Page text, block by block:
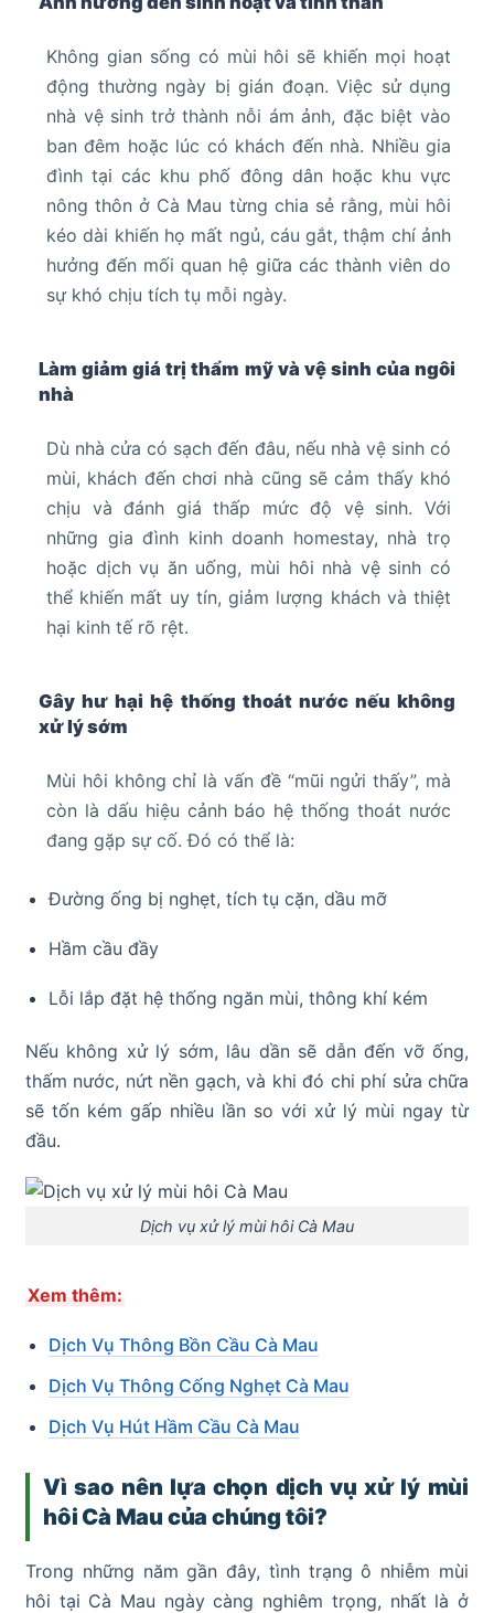
Không gian sống có mùi hôi sẽ khiến mọi hoạt
động thường ngày bị gián đoạn. Việc sử dụng
nhà vệ sinh trở thành nỗi ám ảnh, đặc biệt vào
ban đêm hoặc lúc có khách đến nhà. Nhiều gia
đình tại các khu phố đông dân hoặc khu vực
nông thôn ở Cà Mau từng chia sẻ rằng, mùi hôi
kéo dài khiến họ mất ngủ, cáu gắt, thậm chí ảnh
hưởng đến mối quan hệ giữa các thành viên do
sự khó chịu tích tụ mỗi ngày.
Làm giảm giá trị thẩm mỹ và vệ sinh của ngôi
nhà
Dù nhà cửa có sạch đến đâu, nếu nhà vệ sinh có
mùi, khách đến chơi nhà cũng sẽ cảm thấy khó
chịu và đánh giá thấp mức độ vệ sinh. Với
những gia đình kinh doanh homestay, nhà trọ
hoặc dịch vụ ăn uống, mùi hôi nhà vệ sinh có
thể khiến mất uy tín, giảm lượng khách và thiệt
hại kinh tế rõ rệt.
Gây hư hại hệ thống thoát nước nếu không
xử lý sớm
Mùi hôi không chỉ là vấn đề “mũi ngửi thấy”, mà
còn là dấu hiệu cảnh báo hệ thống thoát nước
đang gặp sự cố. Đó có thể là:
Đường ống bị nghẹt, tích tụ cặn, dầu mỡ
Hầm cầu đầy
Lỗi lắp đặt hệ thống ngăn mùi, thông khí kém
Nếu không xử lý sớm, lâu dần sẽ dẫn đến vỡ ống,
thấm nước, nứt nền gạch, và khi đó chi phí sửa chữa
sẽ tốn kém gấp nhiều lần so với xử lý mùi ngay từ
đầu.
Dịch vụ xử lý mùi hôi Cà Mau
Xem thêm:
Dịch Vụ Thông Bồn Cầu Cà Mau
Dịch Vụ Thông Cống Nghẹt Cà Mau
Dịch Vụ Hút Hầm Cầu Cà Mau
Vì sao nên lựa chọn dịch vụ xử lý mùi
hôi Cà Mau của chúng tôi?
Trong những năm gần đây, tình trạng ô nhiễm mùi
hôi tại Cà Mau ngày càng nghiêm trọng, nhất là ở